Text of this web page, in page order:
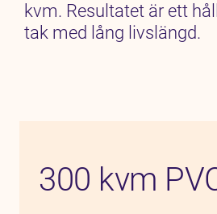
kvm. Resultatet är ett
tak med lång livslängd.
300 kvm